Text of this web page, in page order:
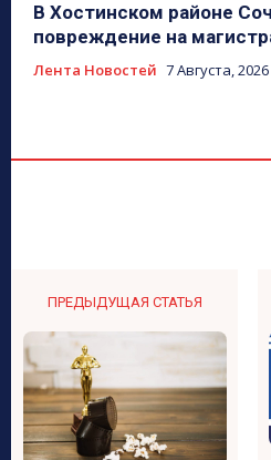
В Хостинском районе
повреждение на
Лента Новостей 7 Августа, 2026
ПРЕДЫДУЩАЯ СТАТЬЯ